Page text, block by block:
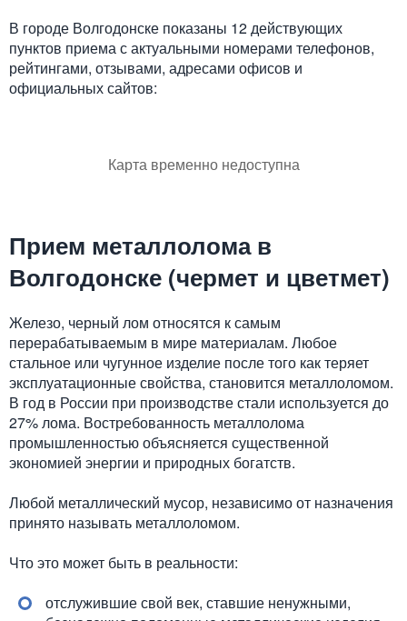
В городе Волгодонске показаны 12 действующих
пунктов приема с актуальными номерами телефонов,
рейтингами, отзывами, адресами офисов и
официальных сайтов:
Карта временно недоступна
Прием металлолома в
Волгодонске (чермет и цветмет)
Железо, черный лом относятся к самым
перерабатываемым в мире материалам. Любое
стальное или чугунное изделие после того как теряет
эксплуатационные свойства, становится металлоломом.
В год в России при производстве стали используется до
27% лома. Востребованность металлолома
промышленностью объясняется существенной
экономией энергии и природных богатств.
Любой металлический мусор, независимо от назначения
принято называть металлоломом.
Что это может быть в реальности:
отслужившие свой век, ставшие ненужными,